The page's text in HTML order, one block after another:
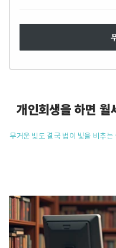
개인회생을 하면 월
무거운 빚도 결국 법이 빛을 비추